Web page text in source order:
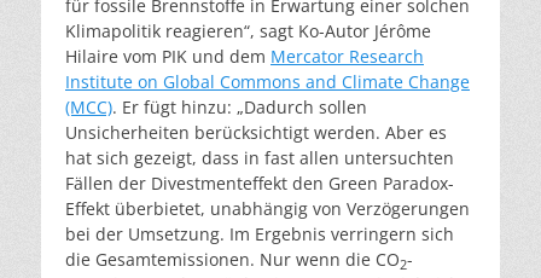
für fossile Brennstoffe in Erwartung einer solchen
Klimapolitik reagieren“, sagt Ko-Autor Jérôme
Hilaire vom PIK und dem Mercator Research
Institute on Global Commons and Climate Change
(MCC). Er fügt hinzu: „Dadurch sollen
Unsicherheiten berücksichtigt werden. Aber es
hat sich gezeigt, dass in fast allen untersuchten
Fällen der Divestmenteffekt den Green Paradox-
Effekt überbietet, unabhängig von Verzögerungen
bei der Umsetzung. Im Ergebnis verringern sich
die Gesamtemissionen. Nur wenn die CO2-